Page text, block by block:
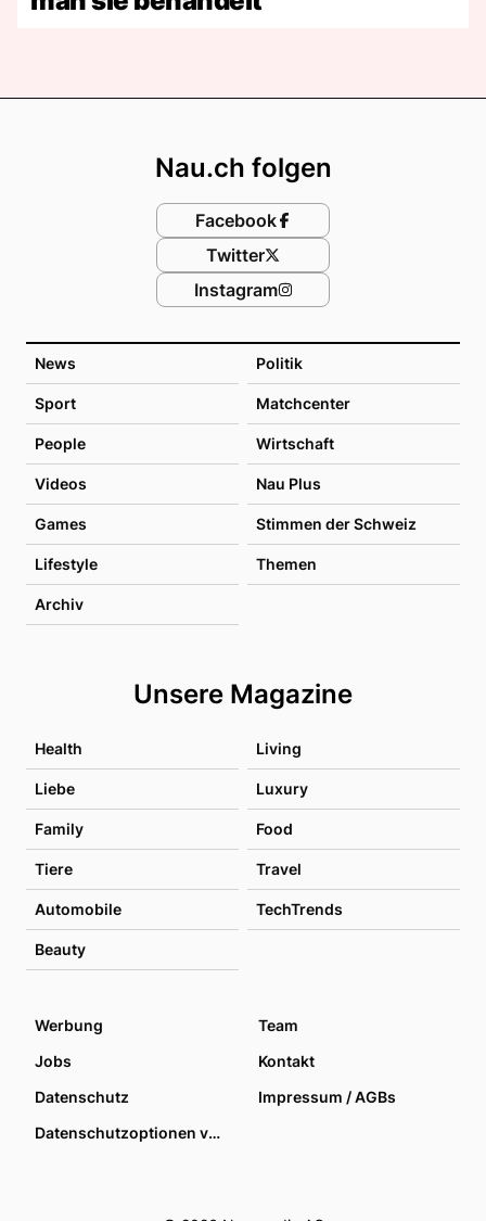
News Politik
Sport Matchcenter
People Wirtschaft
Videos Nau Plus
Games Stimmen der Schweiz
Lifestyle Themen
Archiv
Unsere Magazine
Health Living
Liebe Luxury
Family Food
Tiere Travel
Automobile TechTrends
Beauty
Nau.ch folgen
Facebook
Twitter
Instagram
Werbung
Team
Jobs
Kontakt
Datenschutz
Impressum / AGBs
Datenschutzoptionen verwalten